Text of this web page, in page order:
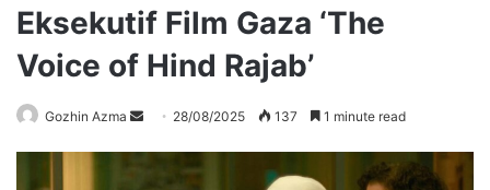
Eksekutif Film Gaza ‘The
Voice of Hind Rajab’
Gozhin Azma
Send 28/08/2025 137 1 minute read